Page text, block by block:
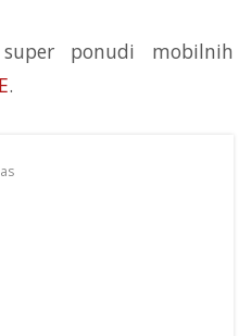
ponudi mobilnih
.